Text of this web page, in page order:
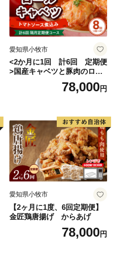
愛知県小牧市
<2か月に1回 計6回 定期便
>国産キャベツと豚肉のロー
ルキャベツ（4P入り）
78,000円
愛知県小牧市
【2ヶ月に1度、6回定期便】
金匠鶏唐揚げ からあげ
78,000円